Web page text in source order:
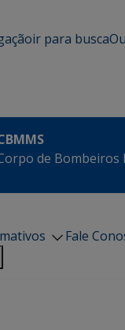
ir para busca
de Bombeiros
Fale